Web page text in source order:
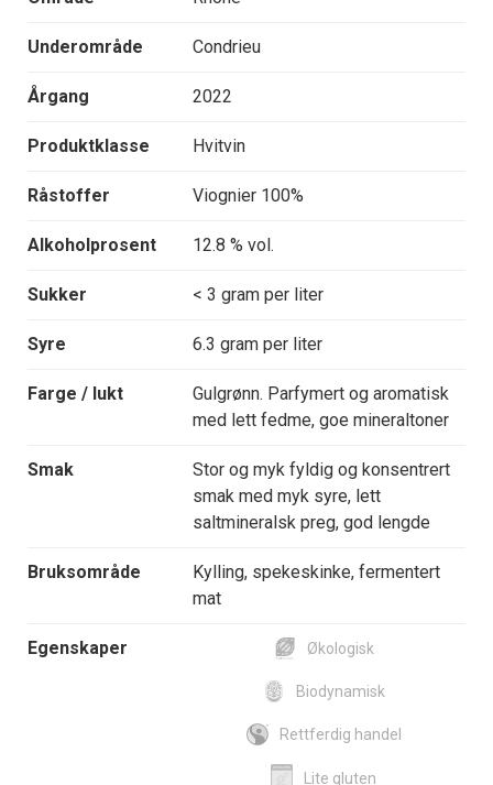
Underområde Condrieu
Årgang 2022
Produktklasse Hvitvin
Råstoffer Viognier 100%
Alkoholprosent 12.8 % vol.
Sukker < 3 gram per liter
Syre 6.3 gram per liter
Farge / lukt
Gulgrønn. Parfymert og aromatisk
med lett fedme, goe mineraltoner
Smak
Stor og myk fyldig og konsentrert
smak med myk syre, lett
saltmineralsk preg, god lengde
Bruksområde
Kylling, spekeskinke, fermentert
mat
Egenskaper Økologisk
Biodynamisk
Rettferdig handel
Lite gluten